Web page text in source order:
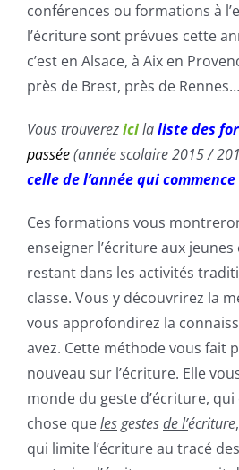
conférences ou formations à
l’écriture sont prévues cette
c’est en Alsace, à Aix en
près de Brest, près de Rennes…
Vous trouverezicilaliste des
passée(année scolaire 2015 /
celle de l’année qui
Ces formations vous
enseigner l’écriture aux
restant dans les activités
classe. Vous y découvrirez la
vous approfondirez la
avez. Cette méthode vous fait
nouveau sur l’écriture. Elle
monde du geste d’écriture,
chose quelesgestesde l’écriture
qui limite l’écriture au tracé